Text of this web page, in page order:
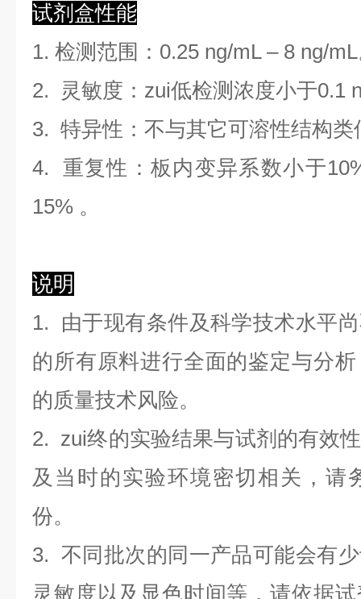
试剂盒性能
1. 检测范围 ： 0.25 ng/mL –8 ng/mL
2. 灵敏度：zui低检测浓度小于0.1
3. 特异性：不与其它可溶性结构类
4. 重复性：板内变异系数小于10
15% 。
说明
1. 由于现有条件及科学技术水平
的所有原料进行全面的鉴定与分
的质量技术风险。
2. zui终的实验结果与试剂的有效
及当时的实验环境密切相关，请
份。
3. 不同批次的同一产品可能会有
灵敏度以及显色时间等，请依据